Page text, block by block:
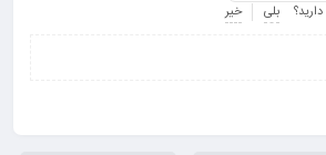
بلی خیر